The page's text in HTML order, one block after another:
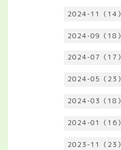
2024-11（14）
2024-09（18）
2024-07（17）
2024-05（23）
2024-03（18）
2024-01（16）
2023-11（23）